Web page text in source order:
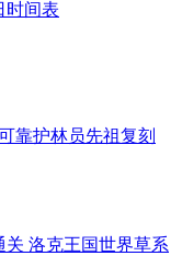
时间表
靠护林员先祖复刻
洛克王国世界草系